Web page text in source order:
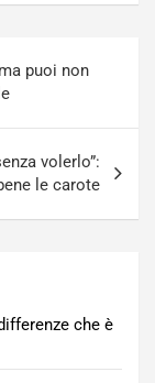
puoi non
volerlo”:
le carote
che è